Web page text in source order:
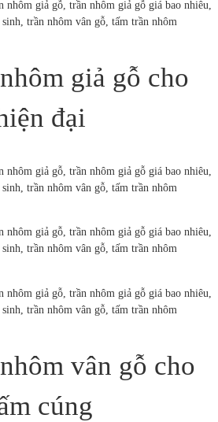
giả gỗ cho
đại
vân gỗ cho
cúng